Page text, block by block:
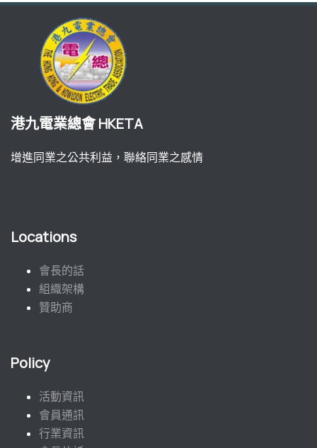
港九電業總會 HKETA
增進同業之公共利益，聯絡同業之感情
Locations
會長的話
組織架構
贊助商
Policy
活動資訊
會員通訊
行業資訊